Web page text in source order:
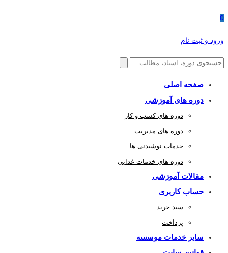
0
ورود و ثبت نام
صفحه اصلی
دوره های آموزشی
دوره های کسب و کار
دوره های مدیریت
خدمات نوشیدنی ها
دوره های خدمات غذایی
مقالات آموزشی
حساب کاربری
سبد خرید
پرداخت
سایر خدمات موسسه